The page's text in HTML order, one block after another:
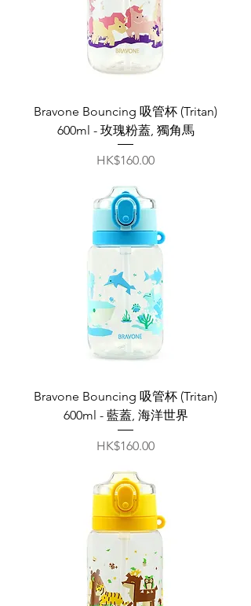
Bravone Bouncing 吸管杯 (Tritan)
600ml - 玫瑰粉蓋, 獨角馬
價格
HK$160.00
Bravone Bouncing 吸管杯 (Tritan)
600ml - 藍蓋, 海洋世界
價格
HK$160.00